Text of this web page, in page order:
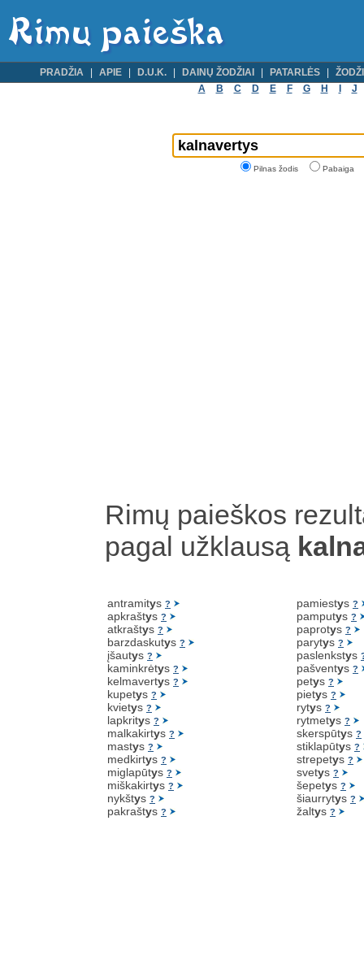
PRADŽIA APIE D.U.K. DAINŲ ŽODŽIAI PATARLĖS
A
B C D E F G H J
Pilnas žodis Pabaiga
Rimų paieškos
pagal užklausą
antramitys ?
apkraštys ?
atkraštys ?
barzdaskutys ?
įšautys ?
kaminkrėtys ?
kelmavertys ?
kupetys ?
kvietys ?
lapkritys ?
malkakirtys ?
mastys ?
medkirtys ?
miglapūtys ?
miškakirtys ?
nykštys ?
pakraštys ?
pamiestys ?
pamputys ?
paprotys ?
parytys ?
paslenkstys
pašventys ?
petys ?
pietys ?
rytys ?
rytmetys ?
skerspūtys ?
stiklapūtys ?
strepetys ?
svetys ?
šepetys ?
šiaurrytys ?
žaltys ?